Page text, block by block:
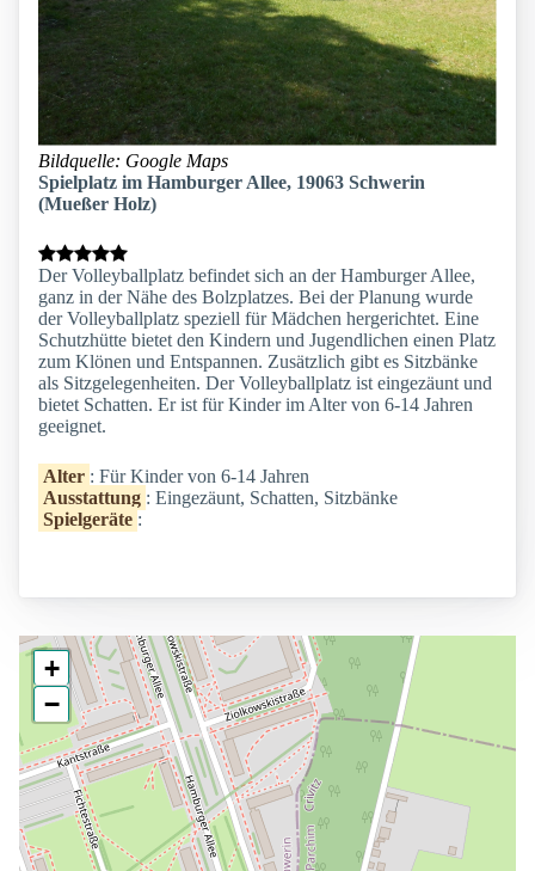
Bildquelle: Google Maps
Spielplatz im Hamburger Allee, 19063 Schwerin
(Mueßer Holz)
Der Volleyballplatz befindet sich an der Hamburger Allee,
ganz in der Nähe des Bolzplatzes. Bei der Planung wurde
der Volleyballplatz speziell für Mädchen hergerichtet. Eine
Schutzhütte bietet den Kindern und Jugendlichen einen Platz
zum Klönen und Entspannen. Zusätzlich gibt es Sitzbänke
als Sitzgelegenheiten. Der Volleyballplatz ist eingezäunt und
bietet Schatten. Er ist für Kinder im Alter von 6-14 Jahren
geeignet.
Alter : Für Kinder von 6-14 Jahren
Ausstattung : Eingezäunt, Schatten, Sitzbänke
Spielgeräte :
+
−